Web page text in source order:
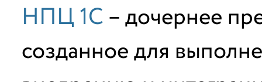
НПЦ 1С– дочернее
созданное для